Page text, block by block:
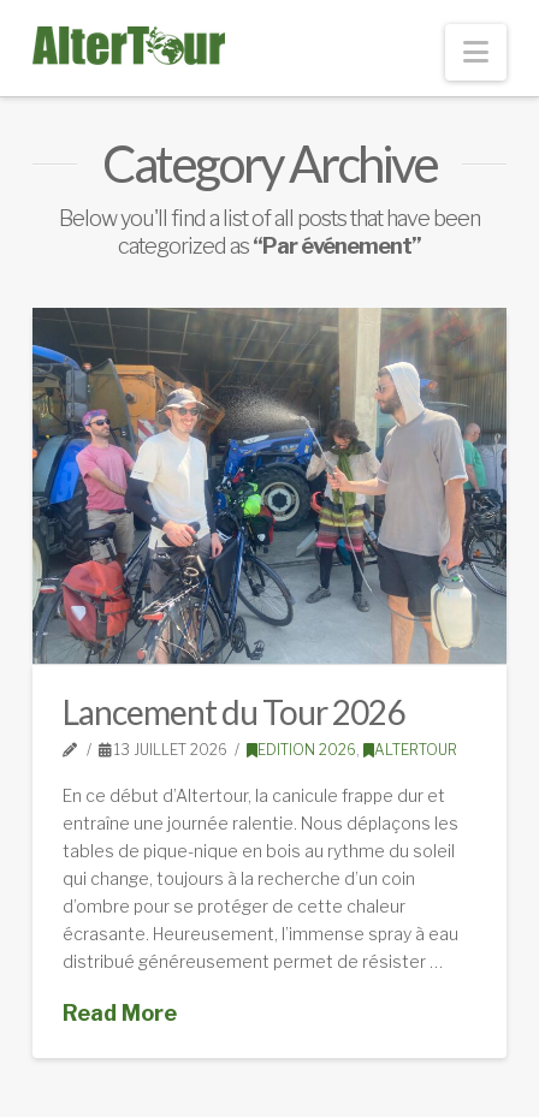
Category Archive
Below you'll find a list of all posts that have been
categorized as“Par événement”
Lancement du Tour 2026
13 JUILLET 2026 EDITION 2026 ALTERTOUR
En ce début d’Altertour, la canicule frappe dur et
entraîne une journée ralentie. Nous déplaçons les
tables de pique-nique en bois au rythme du soleil
qui change, toujours à la recherche d’un coin
d’ombre pour se protéger de cette chaleur
écrasante. Heureusement, l’immense spray à eau
distribué généreusement permet de résister …
Read More